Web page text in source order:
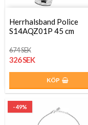
Herrhalsband Police
S14AQZ01P 45 cm
674 SEK
326 SEK
KÖP
- 49%